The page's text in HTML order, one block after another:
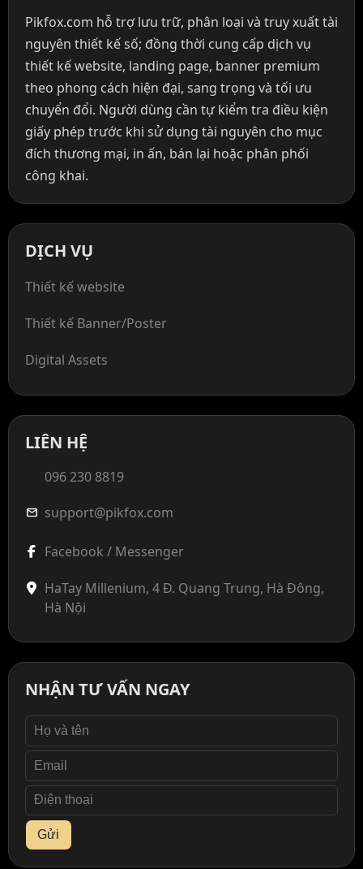
Pikfox.com hỗ trợ lưu trữ, phân loại và truy xuất tài
nguyên thiết kế số; đồng thời cung cấp dịch vụ
thiết kế website, landing page, banner premium
theo phong cách hiện đại, sang trọng và tối ưu
chuyển đổi. Người dùng cần tự kiểm tra điều kiện
giấy phép trước khi sử dụng tài nguyên cho mục
đích thương mại, in ấn, bán lại hoặc phân phối
công khai.
DỊCH VỤ
Thiết kế website
Thiết kế Banner/Poster
Digital Assets
LIÊN HỆ
096 230 8819
mail support@pikfox.com
Facebook / Messenger
HaTay Millenium, 4 Đ. Quang Trung, Hà Đông,
Hà Nội
NHẬN TƯ VẤN NGAY
Gửi